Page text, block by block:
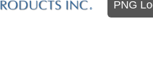
PNG